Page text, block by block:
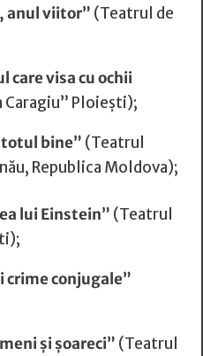
anul viitor” (Teatrul de
care visa cu ochii
Ploiești);
totul bine” (Teatrul
Republica Moldova);
lui Einstein” (Teatrul
crime conjugale”
și șoareci” (Teatrul